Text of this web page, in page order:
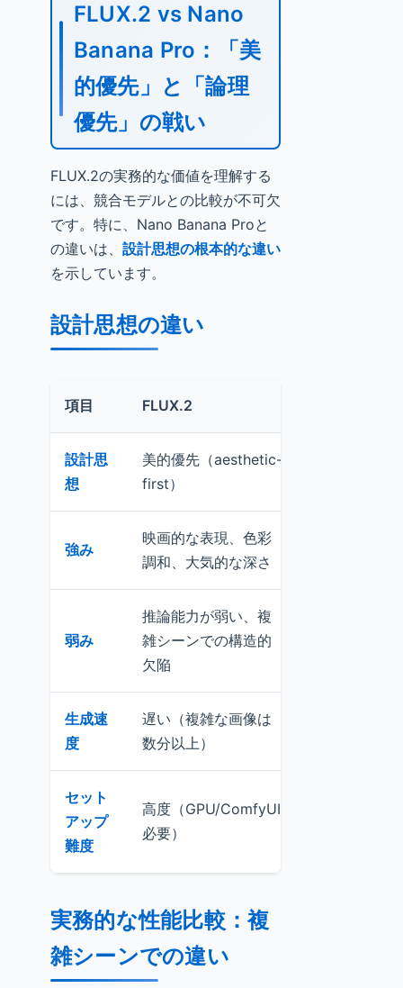
FLUX.2 vs Nano
Banana Pro：「美
的優先」と「論理
優先」の戦い
FLUX.2の実務的な価値を理解する
には、競合モデルとの比較が不可欠
です。特に、Nano Banana Proと
の違いは、 設計思想の根本的な違い
を示しています。
設計思想の違い
項目 FLUX.2
設計思
想
美的優先（aesthetic-
first）
強み
映画的な表現、色彩
調和、大気的な深さ
弱み
推論能力が弱い、複
雑シーンでの構造的
欠陥
生成速
度
遅い（複雑な画像は
数分以上）
セット
アップ
難度
高度（GPU/ComfyUI
必要）
実務的な性能比較：複
雑シーンでの違い